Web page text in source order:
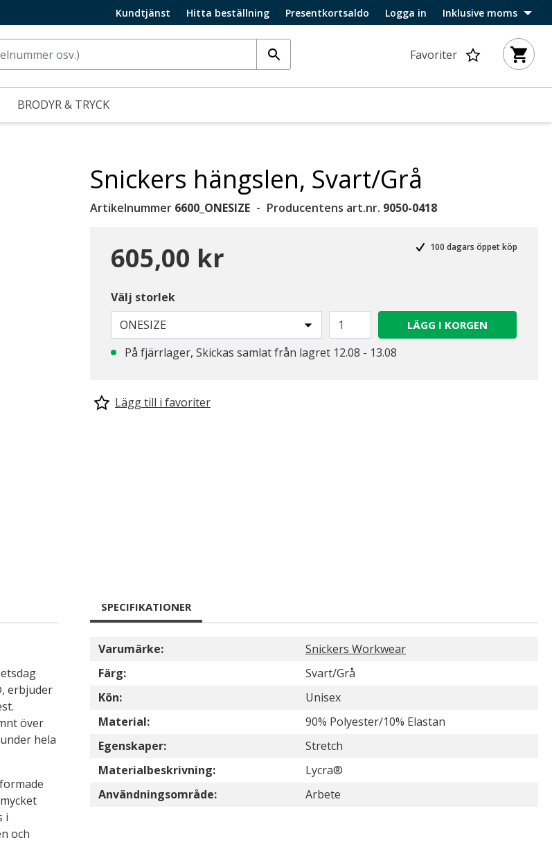
Kundtjänst Hitta beställning Presentkortsaldo Logga in Inklusive moms
Favoriter
BRODYR & TRYCK
Snickers hängslen, Svart/Grå
Artikelnummer 6600_ONESIZE Producentens art.nr. 9050-0418
605,00 kr 100 dagars öppet köp
Välj storlek
ONESIZE
LÄGG I KORGEN
På fjärrlager, Skickas samlat från lagret 12.08 - 13.08
Lägg till i favoriter
erbjuder
över
hela
i
och
SPECIFIKATIONER
Varumärke:
Snickers Workwear
Färg:
Svart/Grå
Kön:
Unisex
Material:
90% Polyester/10% Elastan
Egenskaper:
Stretch
Materialbeskrivning:
Lycra®
Användningsområde:
Arbete